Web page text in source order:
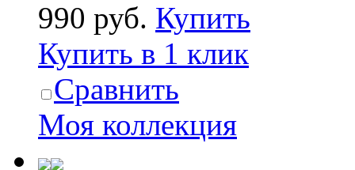
990 руб. Купить
Купить в 1 клик
Сравнить
Моя коллекция